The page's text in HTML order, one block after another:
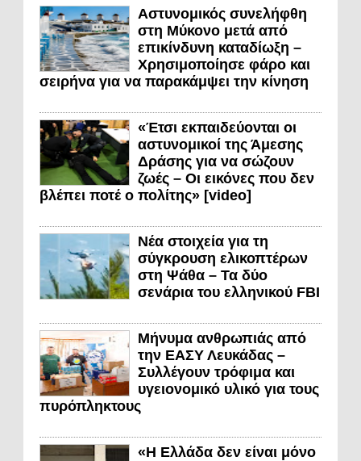
Αστυνομικός συνελήφθη
στη Μύκονο μετά από
επικίνδυνη καταδίωξη –
Χρησιμοποίησε φάρο και
σειρήνα για να παρακάμψει την κίνηση
«Έτσι εκπαιδεύονται οι
αστυνομικοί της Άμεσης
Δράσης για να σώζουν
ζωές – Οι εικόνες που δεν
βλέπει ποτέ ο πολίτης» [video]
Νέα στοιχεία για τη
σύγκρουση ελικοπτέρων
στη Ψάθα – Τα δύο
σενάρια του ελληνικού FBI
Μήνυμα ανθρωπιάς από
την ΕΑΣΥ Λευκάδας –
Συλλέγουν τρόφιμα και
υγειονομικό υλικό για τους
πυρόπληκτους
«Η Ελλάδα δεν είναι μόνο